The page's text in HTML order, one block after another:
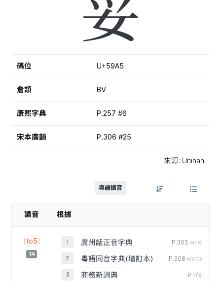
碼位 U+59A5
倉頡 BV
康熙字典 P.257 #6
宋本廣韻 P.306 #25
來源: Unihan
粵語讀音
讀音 根據
[to5]
14
廣州話正音字典 P.303 #4178
粵語同音字典(增訂本) P.308 #10739
商務新詞典 P.175